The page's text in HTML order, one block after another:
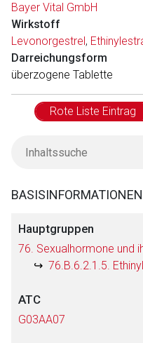
Bayer Vital GmbH
Wirkstoff
Levonorgestrel,
Darreichungsform
überzogene Tablette
Rote Liste Eintrag
BASISINFORMATIONEN
Hauptgruppen
76. Sexualhormone und
76.B.6.2.1.5.
ATC
G03AA07